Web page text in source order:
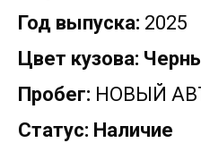
Год выпуска: 2025
Цвет кузова:
Пробег: НОВЫЙ
Статус: Наличие